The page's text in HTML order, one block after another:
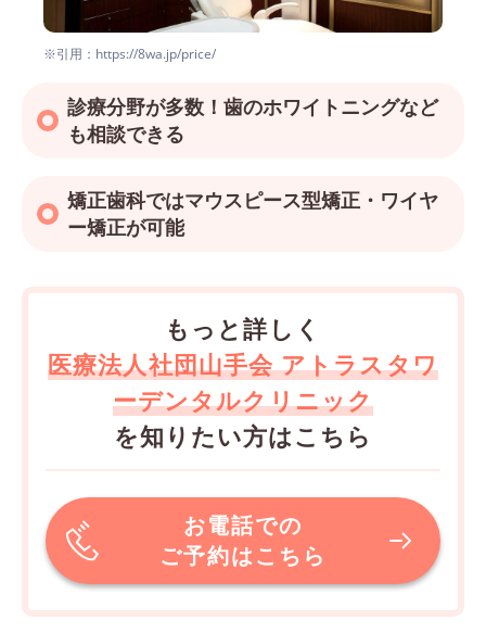
※引用：https://8wa.jp/price/
診療分野が多数！歯のホワイトニングなど
も相談できる
矯正歯科ではマウスピース型矯正・ワイヤ
ー矯正が可能
もっと詳しく
医療法人社団山手会 アトラスタワ
ーデンタルクリニック
を知りたい方はこちら
お電話での
ご予約はこちら